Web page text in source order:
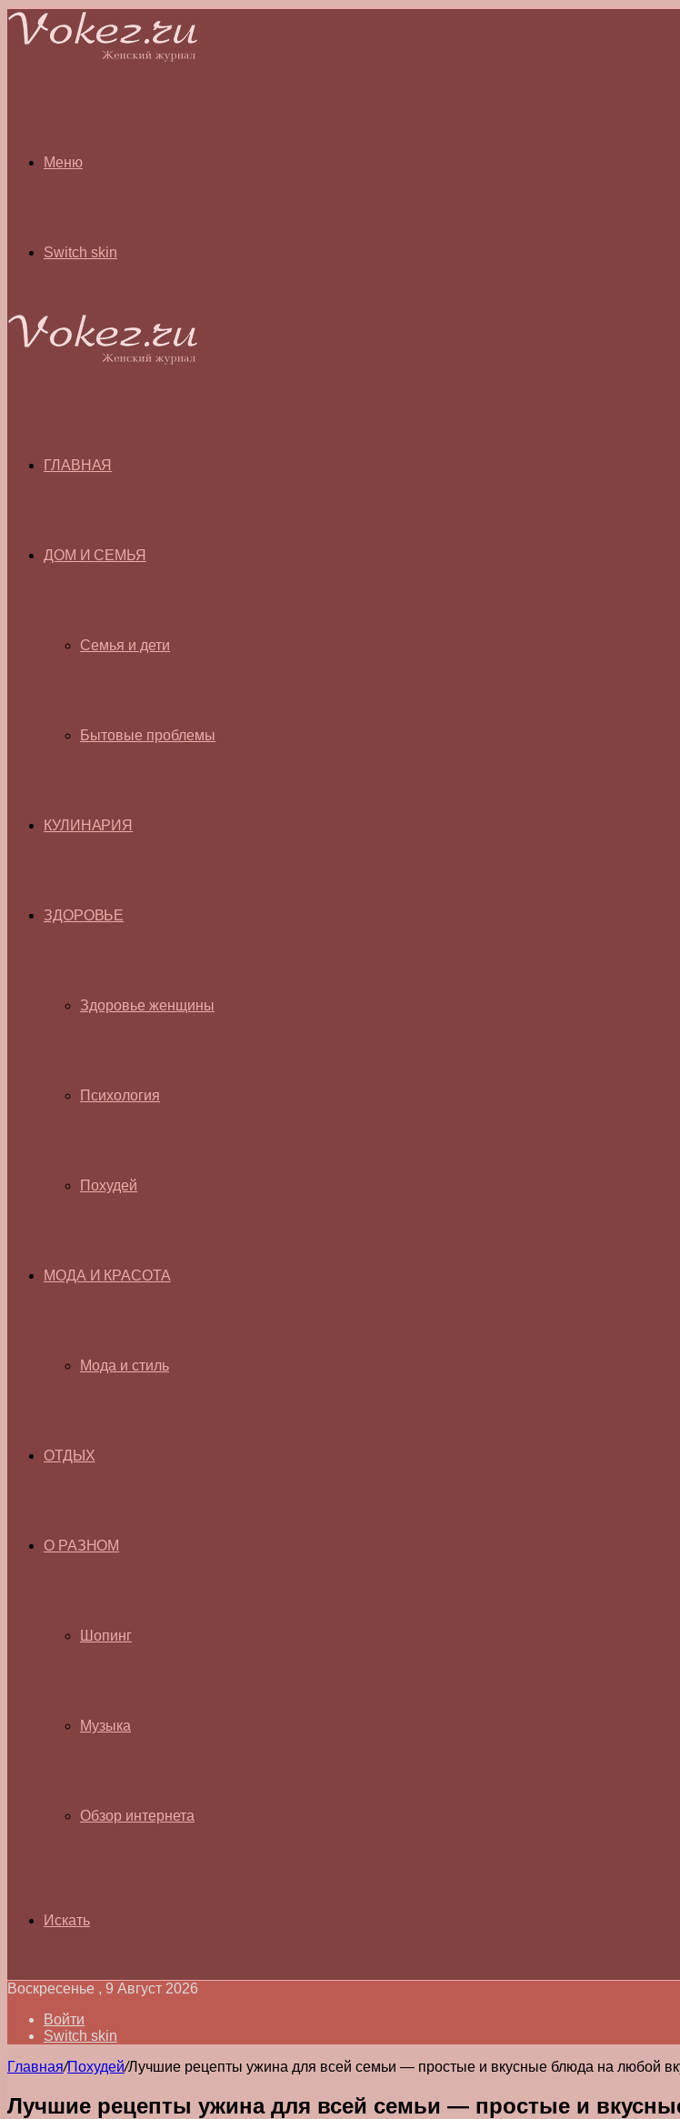
Меню
Switch skin
ГЛАВНАЯ
ДОМ И СЕМЬЯ
Семья и дети
Бытовые проблемы
КУЛИНАРИЯ
ЗДОРОВЬЕ
Здоровье женщины
Психология
Похудей
МОДА И КРАСОТА
Мода и стиль
ОТДЫХ
О РАЗНОМ
Шопинг
Музыка
Обзор интернета
Искать
Воскресенье , 9 Август 2026
Войти
Switch skin
Главная/Похудей/Лучшие рецепты ужина для всей семьи — простые и вкусные блюда на любой
Лучшие рецепты ужина для всей семьи — простые и